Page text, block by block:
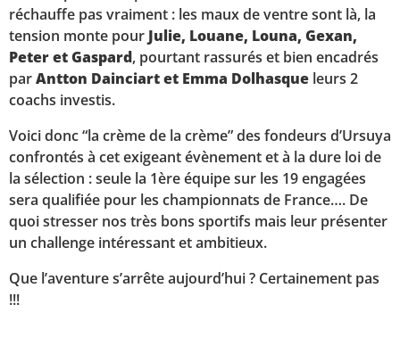
réchauffe pas vraiment : les maux de ventre sont là, la
tension monte pour Julie, Louane, Louna, Gexan,
Peter et Gaspard, pourtant rassurés et bien encadrés
parAntton Dainciart et Emma Dolhasque leurs 2
coachs investis.
Voici donc “la crème de la crème” des fondeurs d’Ursuya
confrontés à cet exigeant évènement et à la dure loi de
la sélection : seule la 1ère équipe sur les 19 engagées
sera qualifiée pour les championnats de France…. De
quoi stresser nos très bons sportifs mais leur présenter
un challenge intéressant et ambitieux.
Que l’aventure s’arrête aujourd’hui ? Certainement pas
!!!